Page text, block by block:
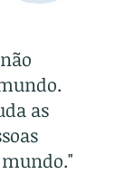
as